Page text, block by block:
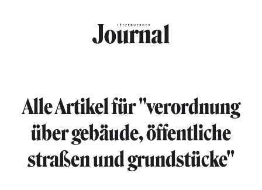
Alle Artikel für "verordnung
über gebäude, öffentliche
straßen und grundstücke"